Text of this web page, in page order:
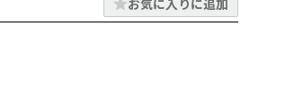
お気に入りに追加